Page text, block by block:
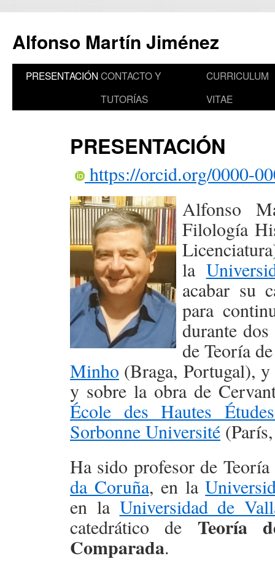
contenido
Alfonso Martín Jiménez
PRESENTACIÓN CONTACTO Y
TUTORÍAS
CURRICULUM
VITAE
PRESENTACIÓN
https://orcid.org/0000-
Alfonso
Filología
la
acabar su
para
durante
de Teoría
Minho (Braga, Portugal),
y sobre la obra de
École des Hautes
Sorbonne Université
Ha sido profesor de
da Coruña, en la
en la Universidad de
catedrático de Teoría
Comparada.